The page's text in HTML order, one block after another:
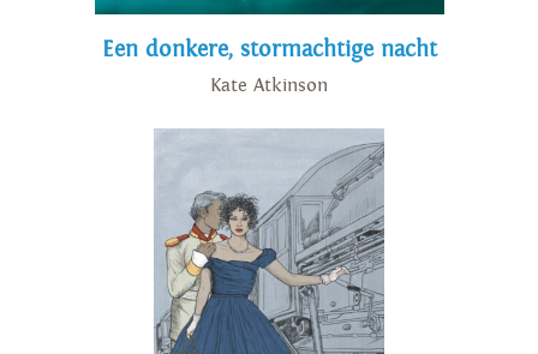
Een donkere, stormachtige nacht
Kate Atkinson